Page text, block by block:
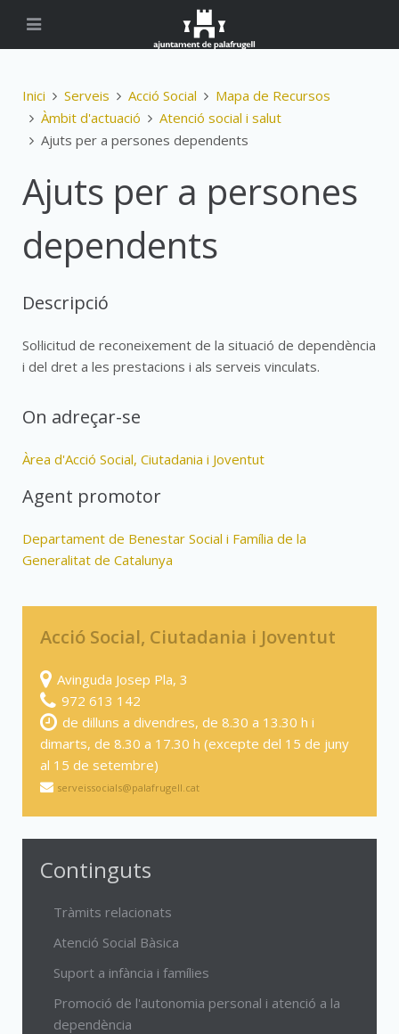
Inici Serveis Acció Social
Mapa de Recursos
Àmbit d'actuació
Atenció social i salut
Ajuts per a persones dependents
Ajuts per a persones
dependents
Descripció
Sol·licitud de reconeixement de la situació de dependència
i del dret a les prestacions i als serveis vinculats.
On adreçar-se
Àrea d'Acció Social, Ciutadania i Joventut
Agent promotor
Departament de Benestar Social i Família de la
Generalitat de Catalunya
Acció Social, Ciutadania i Joventut
Avinguda Josep Pla, 3
972 613 142
de dilluns a divendres, de 8.30 a 13.30 h i
dimarts, de 8.30 a 17.30 h (excepte del 15 de juny
al 15 de setembre)
serveissocials@palafrugell.cat
Continguts
Tràmits relacionats
Atenció Social Bàsica
Suport a infància i famílies
Promoció de l'autonomia personal i atenció a la
dependència